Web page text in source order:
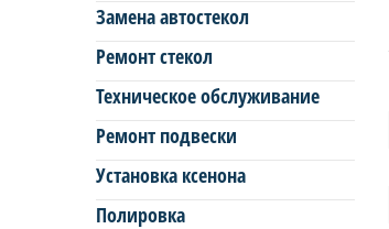
Замена автостекол
Ремонт стекол
Техническое обслуживание
Ремонт подвески
Установка ксенона
Полировка